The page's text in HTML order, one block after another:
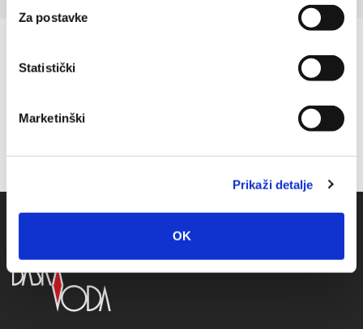
Za postavke
Statistički
Marketinški
Prikaži detalje
OK